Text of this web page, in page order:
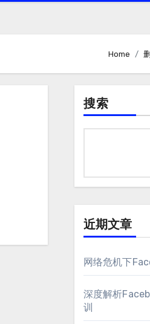
Home
搜索
近期文章
网络危机下
深度解析
训